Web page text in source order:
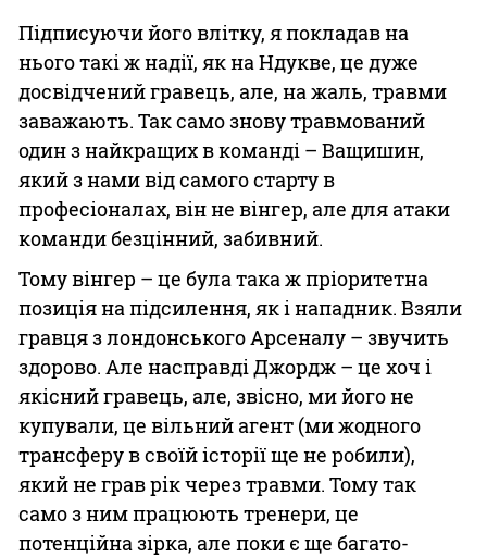
Підписуючи його влітку, я покладав на
нього такі ж надії, як на Ндукве, це дуже
досвідчений гравець, але, на жаль, травми
заважають. Так само знову травмований
один з найкращих в команді – Ващишин,
який з нами від самого старту в
професіоналах, він не вінгер, але для атаки
команди безцінний, забивний.
Тому вінгер – це була така ж пріоритетна
позиція на підсилення, як і нападник. Взяли
гравця з лондонського Арсеналу – звучить
здорово. Але насправді Джордж – це хоч і
якісний гравець, але, звісно, ми його не
купували, це вільний агент (ми жодного
трансферу в своїй історії ще не робили),
який не грав рік через травми. Тому так
само з ним працюють тренери, це
потенційна зірка, але поки є ще багато-